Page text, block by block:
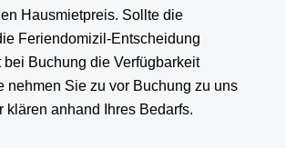
Hausmietpreis. Sollte die
Feriendomizil-Entscheidung
bei Buchung die Verfügbarkeit
nehmen Sie zu vor Buchung zu uns
klären anhand Ihres Bedarfs.